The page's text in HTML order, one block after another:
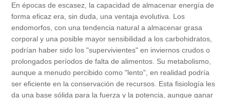
En épocas de escasez, la capacidad de almacenar energía de
forma eficaz era, sin duda, una ventaja evolutiva. Los
endomorfos, con una tendencia natural a almacenar grasa
corporal y una posible mayor sensibilidad a los carbohidratos,
podrían haber sido los "supervivientes" en inviernos crudos o
prolongados períodos de falta de alimentos. Su metabolismo,
aunque a menudo percibido como "lento", en realidad podría
ser eficiente en la conservación de recursos. Esta fisiología les
da una base sólida para la fuerza y la potencia, aunque ganar